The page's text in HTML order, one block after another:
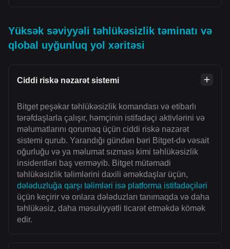
Yüksək səviyyəli təhlükəsizlik təminatı və
qlobal uyğunluq yol xəritəsi
Ciddi riskə nəzarət sistemi
Bitget peşəkar təhlükəsizlik komandası və etibarlı
tərəfdaşlarla çalışır, həmçinin istifadəçi aktivlərini və
məlumatlarını qorumaq üçün ciddi riskə nəzarət
sistemi qurub. Yarandığı gündən bəri Bitget-də vəsait
oğurluğu və ya məlumat sızması kimi təhlükəsizlik
insidentləri baş verməyib. Bitget mütəmadi
təhlükəsizlik təlimlərini daxili əməkdaşlar üçün,
dələduzluğa qarşı təlimləri isə platforma istifadəçiləri
üçün keçirir və onlara dələduzları tanımaqda və daha
təhlükəsiz, daha məsuliyyətli ticarət etməkdə kömək
edir.